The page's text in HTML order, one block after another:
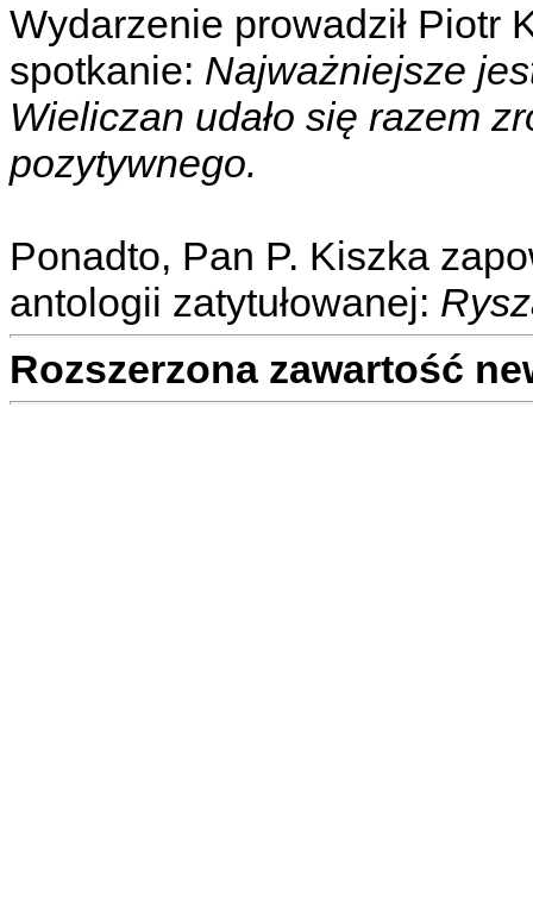
Wydarzenie prowadził Piotr
spotkanie: Najważniejsze
Wieliczan udało się razem
pozytywnego.
Ponadto, Pan P. Kiszka
antologii zatytułowanej:
Rozszerzona zawartość